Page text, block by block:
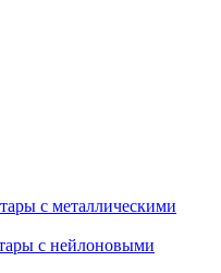
с металлическими
с нейлоновыми